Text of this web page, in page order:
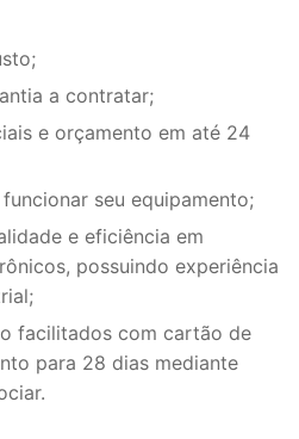
a contratar;
e orçamento em até 24
seu equipamento;
e eficiência em
possuindo experiência
facilitados com cartão de
para 28 dias mediante